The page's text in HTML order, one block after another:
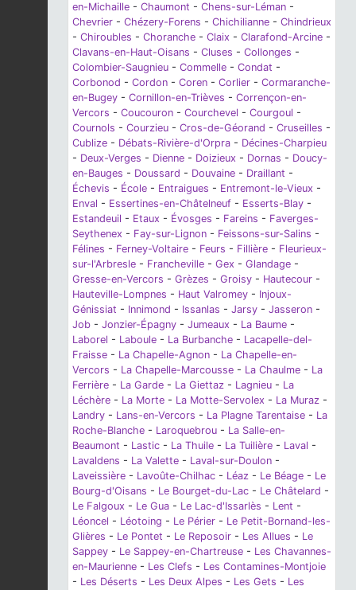
en-Michaille - Chaumont - Chens-sur-Léman -
Chevrier - Chézery-Forens - Chichilianne - Chindrieux
- Chiroubles - Choranche - Claix - Clarafond-Arcine -
Clavans-en-Haut-Oisans - Cluses - Collonges -
Colombier-Saugnieu - Commelle - Condat -
Corbonod - Cordon - Coren - Corlier - Cormaranche-
en-Bugey - Cornillon-en-Trièves - Corrençon-en-
Vercors - Coucouron - Courchevel - Courgoul -
Cournols - Courzieu - Cros-de-Géorand - Cruseilles -
Cublize - Débats-Rivière-d'Orpra - Décines-Charpieu
- Deux-Verges - Dienne - Doizieux - Dornas - Doucy-
en-Bauges - Doussard - Douvaine - Draillant -
Échevis - École - Entraigues - Entremont-le-Vieux -
Enval - Essertines-en-Châtelneuf - Esserts-Blay -
Estandeuil - Etaux - Évosges - Fareins - Faverges-
Seythenex - Fay-sur-Lignon - Feissons-sur-Salins -
Félines - Ferney-Voltaire - Feurs - Fillière - Fleurieux-
sur-l'Arbresle - Francheville - Gex - Glandage -
Gresse-en-Vercors - Grèzes - Groisy - Hautecour -
Hauteville-Lompnes - Haut Valromey - Injoux-
Génissiat - Innimond - Issanlas - Jarsy - Jasseron -
Job - Jonzier-Épagny - Jumeaux - La Baume -
Laborel - Laboule - La Burbanche - Lacapelle-del-
Fraisse - La Chapelle-Agnon - La Chapelle-en-
Vercors - La Chapelle-Marcousse - La Chaulme - La
Ferrière - La Garde - La Giettaz - Lagnieu - La
Léchère - La Morte - La Motte-Servolex - La Muraz -
Landry - Lans-en-Vercors - La Plagne Tarentaise - La
Roche-Blanche - Laroquebrou - La Salle-en-
Beaumont - Lastic - La Thuile - La Tuilière - Laval -
Lavaldens - La Valette - Laval-sur-Doulon -
Laveissière - Lavoûte-Chilhac - Léaz - Le Béage - Le
Bourg-d'Oisans - Le Bourget-du-Lac - Le Châtelard -
Le Falgoux - Le Gua - Le Lac-d'Issarlès - Lent -
Léoncel - Léotoing - Le Périer - Le Petit-Bornand-les-
Glières - Le Pontet - Le Reposoir - Les Allues - Le
Sappey - Le Sappey-en-Chartreuse - Les Chavannes-
en-Maurienne - Les Clefs - Les Contamines-Montjoie
- Les Déserts - Les Deux Alpes - Les Gets - Les